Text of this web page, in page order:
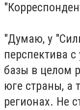
"Думаю, у
перспектива
базы в целом
юге страны, а
регионах. Не